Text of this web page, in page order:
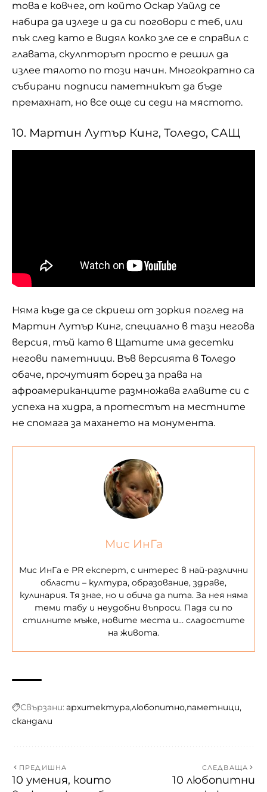
това е ковчег, от който Оскар Уайлд се
набира да излезе и да си поговори с теб, или
пък след като е видял колко зле се е справил с
главата, скулпторът просто е решил да
излее тялото по този начин. Многократно са
събирани подписи паметникът да бъде
премахнат, но все още си седи на мястото.
10. Мартин Лутър Кинг, Толедо, САЩ
Няма къде да се скриеш от зоркия поглед на
Мартин Лутър Кинг, специално в тази негова
версия, тъй като в Щатите има десетки
негови паметници. Във версията в Толедо
обаче, прочутият борец за права на
афроамериканците размножава главите си с
успеха на хидра, а протестът на местните
не спомага за махането на монумента.
Мис ИнГа
Мис ИнГа е PR експерт, с интерес в най-различни
области – култура, образование, здраве,
кулинария. Тя знае, но и обича да пита. За нея няма
теми табу и неудобни въпроси. Пада си по
стилните мъже, новите места и… сладостите
на живота.
Свързани: архитектура любопитно паметници
скандали
ПРЕДИШНА
10 умения, които
СЛЕДВАЩА
10 любопитни